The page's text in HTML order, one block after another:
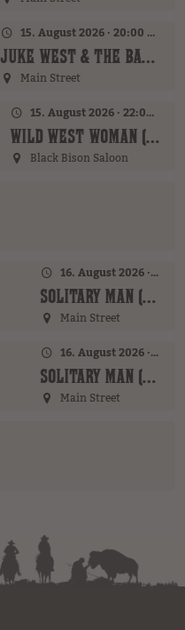
15. August 2026 · 20:00 Uhr
JUKE WEST & THE BAND (AT)
Main Street
15. August 2026 · 22:00 Uhr
WILD WEST WOMAN (GER)
Black Bison Saloon
16. August 2026 · 16:00 Uhr – 17:00 Uhr
SOLITARY MAN (GER)
Main Street
16. August 2026 · 19:00 Uhr
SOLITARY MAN (GER)
Main Street